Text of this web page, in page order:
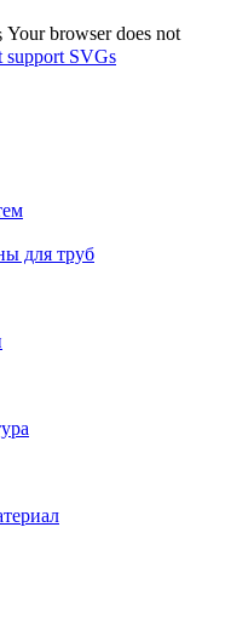
Your browser does not
support SVGs
для труб